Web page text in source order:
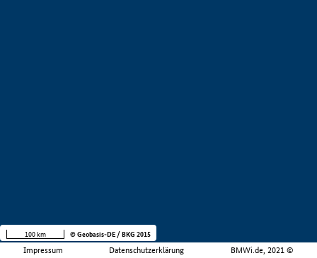
Impressum Datenschutzerklärung BMWi.de, 2021 ©
100 km © Geobasis-DE / BKG 2015